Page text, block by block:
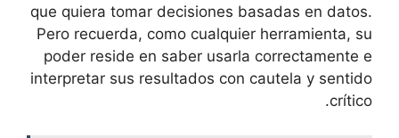
que quiera tomar decisiones⁣ basadas en datos.
Pero recuerda, como ⁢cualquier ‍herramienta, su
poder reside en saber usarla correctamente e
interpretar sus resultados ⁣con cautela y sentido
crítico.